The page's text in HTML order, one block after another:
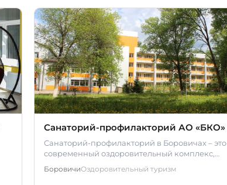
Санаторий-профилакторий АО «БКО»
Санаторий-профилакторий в Боровичах – это
современный оздоровительный комплекс,
БоровичиОздоровительный туризм